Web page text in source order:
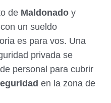
de Maldonado y
un sueldo
es para vos. Una
privada se
personal para cubrir
en la zona de